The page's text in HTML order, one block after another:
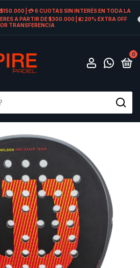
| 💳 6 CUOTAS SIN INTERÉS EN TODA LA
A PARTIR DE $300.000 | 💵 20% EXTRA OFF
TRANSFERENCIA
0